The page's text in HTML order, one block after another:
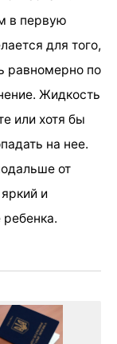
в первую
для того,
равномерно по
Жидкость
или хотя бы
на нее.
от
и